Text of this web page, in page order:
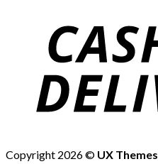
Copyright 2026 © UX Themes